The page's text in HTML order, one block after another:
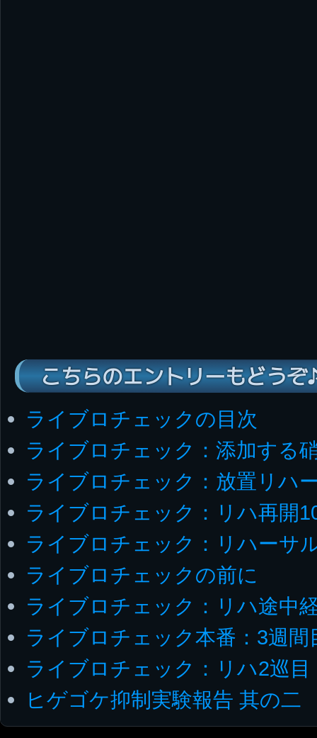
こちらのエントリーもどうぞ
ライブロチェックの目次
ライブロチェック：添加する
ライブロチェック：放置リハ
ライブロチェック：リハ再開
ライブロチェック：リハーサ
ライブロチェックの前に
ライブロチェック：リハ途中
ライブロチェック本番：3週
ライブロチェック：リハ2巡目
ヒゲゴケ抑制実験報告 其の二